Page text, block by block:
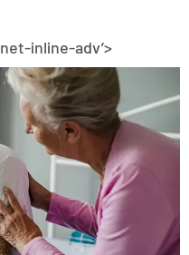
inline-adv’>